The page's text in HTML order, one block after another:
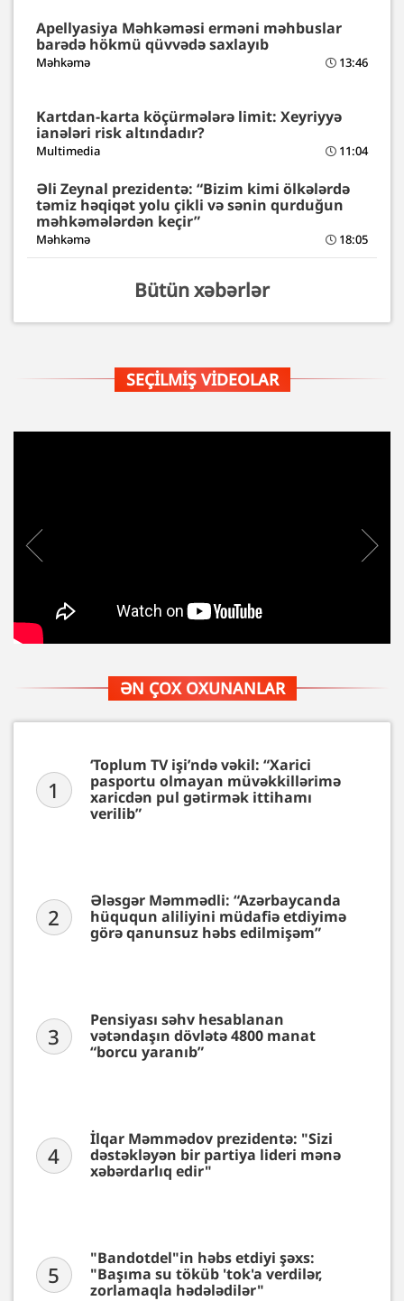
Apellyasiya Məhkəməsi erməni məhbuslar
barədə hökmü qüvvədə saxlayıb
Məhkəmə 13:46
Kartdan-karta köçürmələrə limit: Xeyriyyə
ianələri risk altındadır?
Multimedia 11:04
Əli Zeynal prezidentə: “Bizim kimi ölkələrdə
təmiz həqiqət yolu çikli və sənin qurduğun
məhkəmələrdən keçir”
Məhkəmə 18:05
Bütün xəbərlər
SEÇILMIŞ VIDEOLAR
ƏN ÇOX OXUNANLAR
1
‘Toplum TV işi’ndə vəkil: “Xarici
pasportu olmayan müvəkkillərimə
xaricdən pul gətirmək ittihamı
verilib”
2
Ələsgər Məmmədli: “Azərbaycanda
hüququn aliliyini müdafiə etdiyimə
görə qanunsuz həbs edilmişəm”
3
Pensiyası səhv hesablanan
vətəndaşın dövlətə 4800 manat
“borcu yaranıb”
4
İlqar Məmmədov prezidentə: "Sizi
dəstəkləyən bir partiya lideri mənə
xəbərdarlıq edir"
5
"Bandotdel"in həbs etdiyi şəxs:
"Başıma su töküb 'tok'a verdilər,
zorlamaqla hədələdilər"